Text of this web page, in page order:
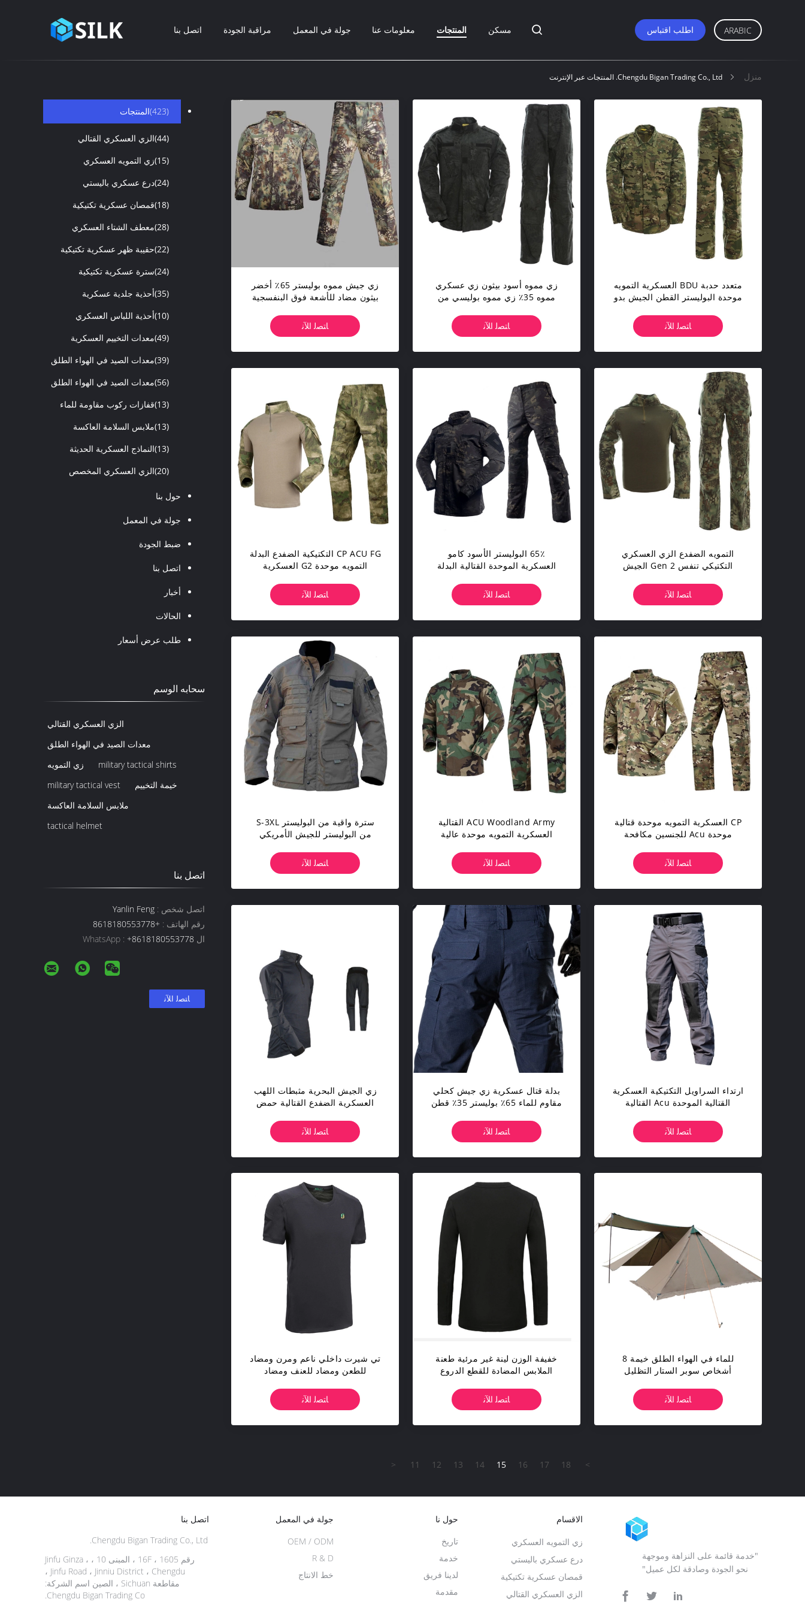
مسكن المنتجات معلومات عنا جولة في المعمل مراقبة الجودة اتصل بنا اطلب اقتباس ARABIC
منزل Chengdu Bigan Trading Co., Ltd. المنتجات عبر الإنترنت
المنتجات (423)
الزي العسكري القتالي
(44)
زي التمويه العسكري
(15)
درع عسكري باليستي
(24)
قمصان عسكرية تكتيكية
(18)
معطف الشتاء العسكري
(28)
حقيبة ظهر عسكرية تكتيكية
(22)
سترة عسكرية تكتيكية
(24)
أحذية جلدية عسكرية
(35)
أحذية اللباس العسكري
(10)
معدات التخييم العسكرية
(49)
معدات الصيد في الهواء الطلق
(39)
معدات الصيد في الهواء الطلق
(56)
قفازات ركوب مقاومة للماء
(13)
ملابس السلامة العاكسة
(13)
النماذج العسكرية الحديثة
(13)
الزي العسكري المخصص
(20)
حول بنا
جولة في المعمل
ضبط الجودة
اتصل بنا
أخبار
الحالات
طلب عرض أسعار
سحابه الوسم
الزي العسكري القتالي
معدات الصيد في الهواء الطلق
زي التمويه
military tactical shirts
military tactical vest
خيمة التخييم
ملابس السلامة العاكسة
tactical helmet
اتصل بنا
اتصل شخص :
رقم الهاتف : +8618180553778
ال WhatsApp : +8618180553778
متعدد حدبة BDU العسكرية التمويه
موحدة البوليستر القطن الجيش بدو
ﺎﺘﺼﻟ ﺍﻶﻧ
زي مموه أسود بيثون زي عسكري
مموه 35٪ زي مموه بوليسي من
ﺎﺘﺼﻟ ﺍﻶﻧ
زي جيش مموه بوليستر 65٪ أخضر
بيثون مضاد للأشعة فوق البنفسجية
ﺎﺘﺼﻟ ﺍﻶﻧ
التمويه الضفدع الزي العسكري
التكتيكي تنفس Gen 2 الجيش
ﺎﺘﺼﻟ ﺍﻶﻧ
65٪ البوليستر الأسود كامو
العسكرية الموحدة القتالية البدلة
ﺎﺘﺼﻟ ﺍﻶﻧ
CP ACU FG التكتيكية الضفدع البدلة
التمويه موحدة G2 العسكرية
ﺎﺘﺼﻟ ﺍﻶﻧ
CP العسكرية التمويه موحدة قتالية
موحدة Acu للجنسين مكافحة
ﺎﺘﺼﻟ ﺍﻶﻧ
ACU Woodland Army القتالية
العسكرية التمويه موحدة عالية
ﺎﺘﺼﻟ ﺍﻶﻧ
سترة واقية من البوليستر S-3XL
من البوليستر للجيش الأمريكي
ﺎﺘﺼﻟ ﺍﻶﻧ
ارتداء السراويل التكتيكية العسكرية
القتالية الموحدة Acu القتالية
ﺎﺘﺼﻟ ﺍﻶﻧ
بدلة قتال عسكرية زي جيش كحلي
مقاوم للماء 65٪ بوليستر 35٪ قطن
ﺎﺘﺼﻟ ﺍﻶﻧ
زي الجيش البحرية مثبطات اللهب
العسكرية الضفدع القتالية حمض
ﺎﺘﺼﻟ ﺍﻶﻧ
للماء في الهواء الطلق خيمة 8
أشخاص سوبر الستار التظليل
ﺎﺘﺼﻟ ﺍﻶﻧ
خفيفة الوزن لينة غير مرئية طعنة
الملابس المضادة للقطع الدروع
ﺎﺘﺼﻟ ﺍﻶﻧ
تي شيرت داخلي ناعم ومرن ومضاد
للطعن ومضاد للعنف ومضاد
ﺎﺘﺼﻟ ﺍﻶﻧ
< 11 12 13 14 15 16 17 18 >
"خدمة قائمة على النزاهة وموجهة
نحو الجودة وصادقة لكل عميل"
الاقسام
الزي العسكري القتالي
زي التمويه العسكري
درع عسكري باليستي
قمصان عسكرية تكتيكية
حول نا
مقدمة
تاريخ
خدمة
لدينا فريق
جولة في المعمل
خط الانتاج
OEM / ODM
R & D
اتصل بنا
Chengdu Bigan Trading Co., Ltd.
رقم 1605 ، 16F ، المبنى 10 ، Jinfu Ginza ،
Jinfu Road ، Jinniu District ، Chengdu ،
مقاطعة Sichuan ، الصين اسم الشركة:
Chengdu Bigan Trading Co.